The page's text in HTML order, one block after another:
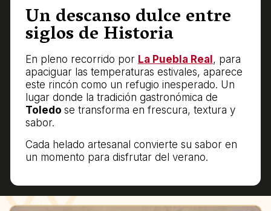
Un descanso dulce entre
siglos de Historia
En pleno recorrido por La Puebla Real , para
apaciguar las temperaturas estivales, aparece
este rincón como un refugio inesperado. Un
lugar donde la tradición gastronómica de
Toledo se transforma en frescura, textura y
sabor.
Cada helado artesanal convierte su sabor en
un momento para disfrutar del verano.